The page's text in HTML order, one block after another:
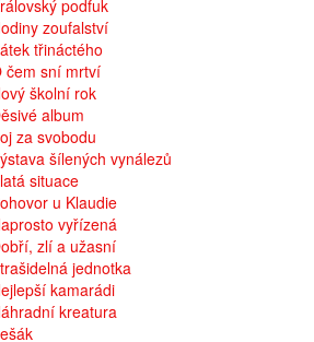
podfuk
zoufalství
třináctého
čem sní mrtví
školní rok
album
za svobodu
šílených vynálezů
situace
u Klaudie
vyřízená
zlí a užasní
jednotka
kamarádi
kreatura